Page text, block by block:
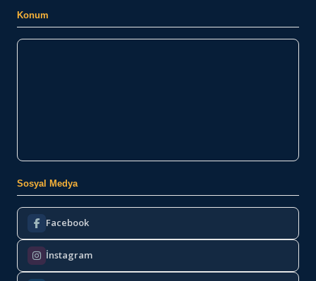
Konum
Sosyal Medya
Facebook
İnstagram